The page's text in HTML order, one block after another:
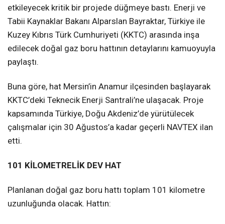
etkileyecek kritik bir projede düğmeye bastı. Enerji ve
Tabii Kaynaklar Bakanı Alparslan Bayraktar, Türkiye ile
Kuzey Kıbrıs Türk Cumhuriyeti (KKTC) arasında inşa
edilecek doğal gaz boru hattının detaylarını kamuoyuyla
paylaştı.
Buna göre, hat Mersin’in Anamur ilçesinden başlayarak
KKTC’deki Teknecik Enerji Santrali’ne ulaşacak. Proje
kapsamında Türkiye, Doğu Akdeniz’de yürütülecek
çalışmalar için 30 Ağustos’a kadar geçerli NAVTEX ilan
etti.
101 KİLOMETRELİK DEV HAT
Planlanan doğal gaz boru hattı toplam 101 kilometre
uzunluğunda olacak. Hattın: